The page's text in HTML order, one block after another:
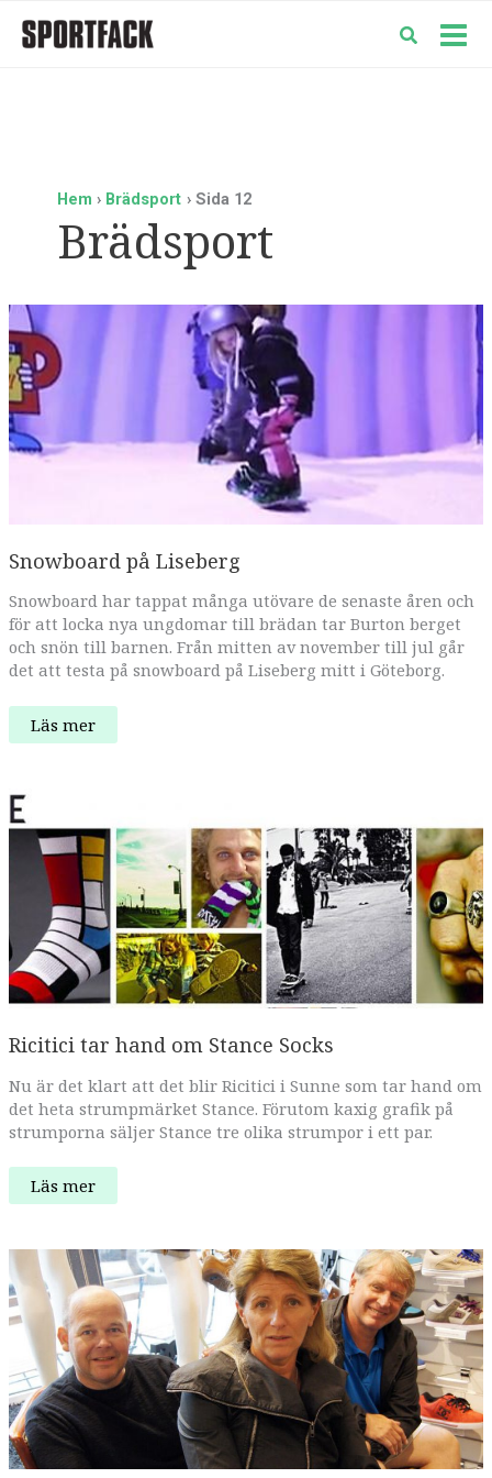
Hem Brädsport Sida 12
Brädsport
Snowboard på Liseberg
Snowboard har tappat många utövare de senaste åren och
för att locka nya ungdomar till brädan tar Burton berget
och snön till barnen. Från mitten av november till jul går
det att testa på snowboard på Liseberg mitt i Göteborg.
Snowboard
på
Läs mer
Ricitici tar hand om Stance Socks
Nu är det klart att det blir Ricitici i Sunne som tar hand om
det heta strumpmärket Stance. Förutom kaxig grafik på
strumporna säljer Stance tre olika strumpor i ett par.
Ricitici
tar
Stance
Socks
Läs mer